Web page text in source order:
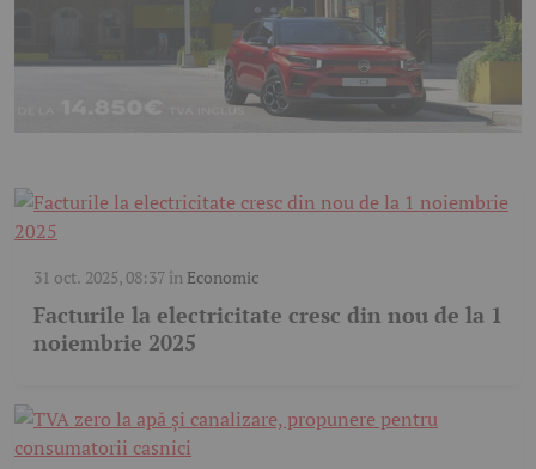
31 oct. 2025, 08:37în Economic
Facturile la electricitate cresc din nou de la 1
noiembrie 2025